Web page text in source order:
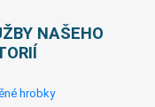
NAŠEHO